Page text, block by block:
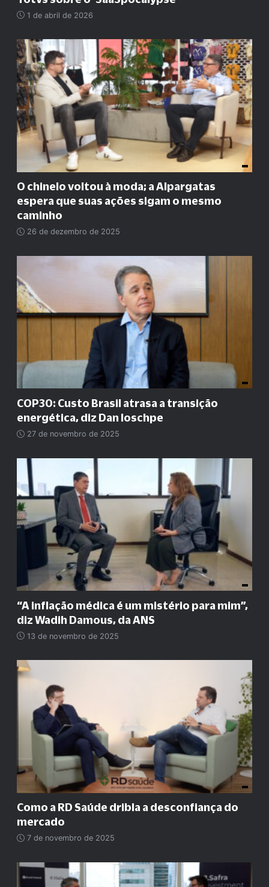
1 de abril de 2026
O chinelo voltou à moda; a Alpargatas
espera que suas ações sigam o mesmo
caminho
26 de dezembro de 2025
COP30: Custo Brasil atrasa a transição
energética, diz Dan Ioschpe
27 de novembro de 2025
“A inflação médica é um mistério para mim”,
diz Wadih Damous, da ANS
13 de novembro de 2025
Como a RD Saúde dribla a desconfiança do
mercado
7 de novembro de 2025